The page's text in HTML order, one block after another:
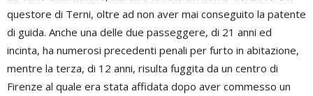
questore di Terni, oltre ad non aver mai conseguito la patente
di guida. Anche una delle due passeggere, di 21 anni ed
incinta, ha numerosi precedenti penali per furto in abitazione,
mentre la terza, di 12 anni, risulta fuggita da un centro di
Firenze al quale era stata affidata dopo aver commesso un